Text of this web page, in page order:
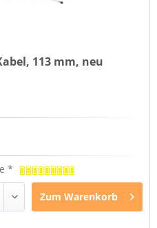
113 mm, neu
*
Zum Warenkorb